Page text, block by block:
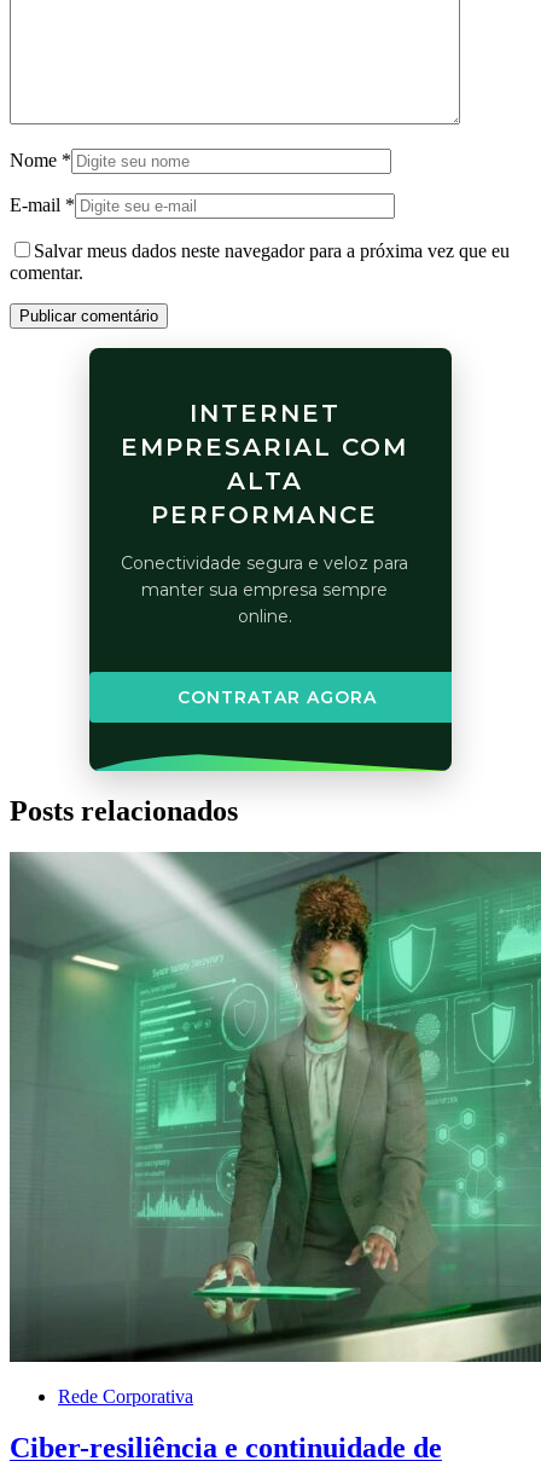
Nome *
E-mail *
Salvar meus dados neste navegador para a próxima vez que eu
comentar.
Publicar comentário
INTERNET
EMPRESARIAL COM
ALTA
PERFORMANCE
Conectividade segura e veloz para
manter sua empresa sempre
online.
CONTRATAR AGORA
Posts relacionados
Rede Corporativa
Ciber-resiliência e continuidade de